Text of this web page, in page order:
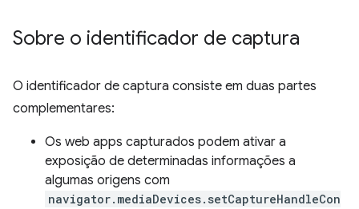
Sobre o identificador de captura
O identificador de captura consiste em duas partes
complementares:
Os web apps capturados podem ativar a
exposição de determinadas informações a
algumas origens com
navigator.mediaDevices.setCaptureHandleCon